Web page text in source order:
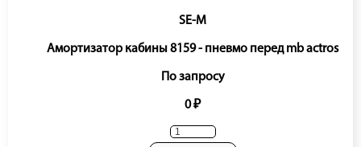
SE-M
Амортизатор кабины 8159 - пневмо перед mb actros
По запросу
0 ₽